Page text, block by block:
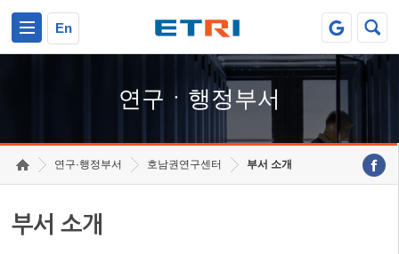
En
연구ㆍ행정부서
연구·행정부서 호남권연구센터 부서 소개
부서 소개